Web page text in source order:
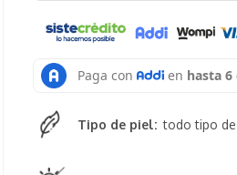
Tipo de piel todo tipo